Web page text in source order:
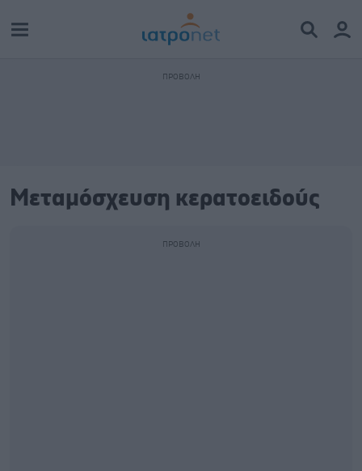
Μεταμόσχευση κερατοειδούς